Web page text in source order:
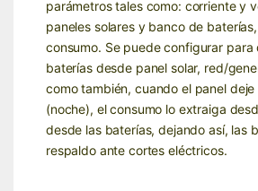
parámetros tales como: corriente y
paneles solares y banco de
consumo. Se puede configurar para
baterías desde panel solar, red/
como también, cuando el panel
(noche), el consumo lo extraiga
desde las baterías, dejando así, las
respaldo ante cortes eléctricos.